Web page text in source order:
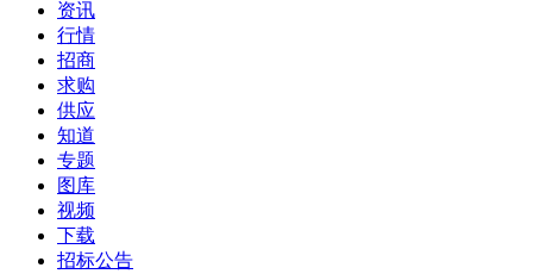
资讯
行情
招商
求购
供应
知道
专题
图库
视频
下载
招标公告